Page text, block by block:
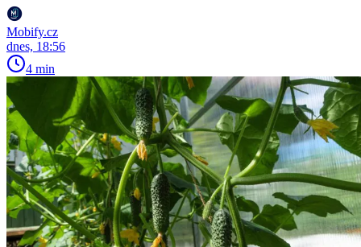
Mobify.cz
dnes, 18:56
4 min